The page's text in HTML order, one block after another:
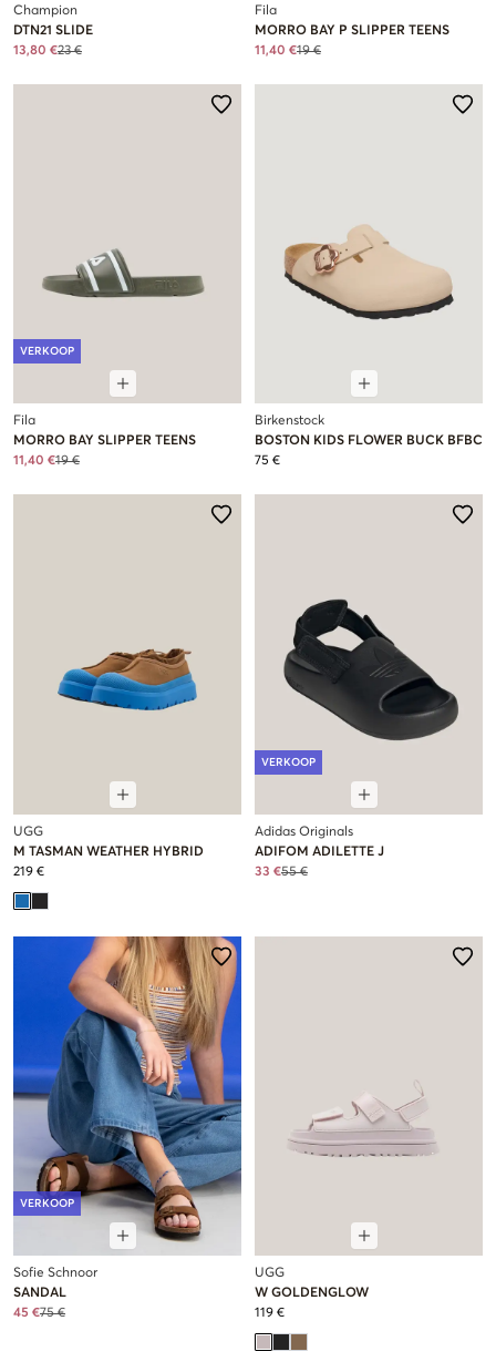
Champion
DTN21 SLIDE
13,80 €23 €
Fila
MORRO BAY P SLIPPER TEENS
11,40 €19 €
VERKOOP
Fila
MORRO BAY SLIPPER TEENS
11,40 €19 €
Birkenstock
BOSTON KIDS FLOWER BUCK BFBC
75 €
UGG
M TASMAN WEATHER HYBRID
219 €
VERKOOP
Adidas Originals
ADIFOM ADILETTE J
33 €55 €
VERKOOP
Sofie Schnoor
SANDAL
45 €75 €
UGG
W GOLDENGLOW
119 €